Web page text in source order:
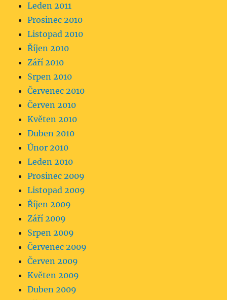
Leden 2011
Prosinec 2010
Listopad 2010
Říjen 2010
Září 2010
Srpen 2010
Červenec 2010
Červen 2010
Květen 2010
Duben 2010
Únor 2010
Leden 2010
Prosinec 2009
Listopad 2009
Říjen 2009
Září 2009
Srpen 2009
Červenec 2009
Červen 2009
Květen 2009
Duben 2009